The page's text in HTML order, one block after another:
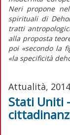
Neri propone
spirituali di
tratti
alla proposta
poi «secondo la
«la specificità
Attualità,
Stati Uniti